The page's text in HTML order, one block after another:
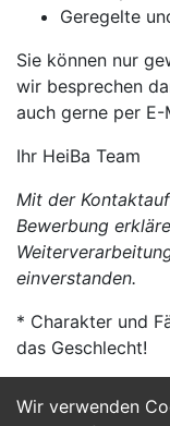
Wir verwenden
Geregelte
Sie können nur
wir besprechen
auch gerne per E-
Ihr HeiBa Team
Mit der
Bewerbung
einverstanden.
* Charakter und
das Geschlecht!